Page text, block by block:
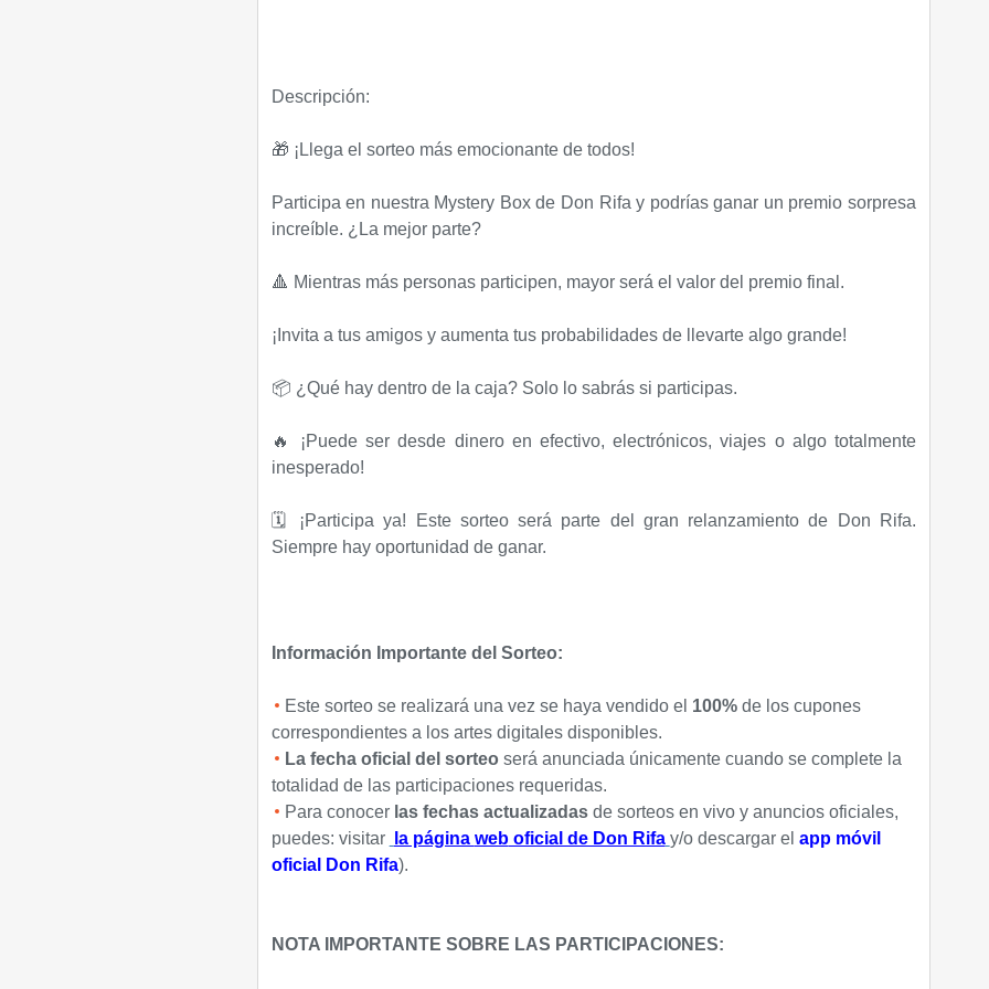
Descripción:
🎁 ¡Llega el sorteo más emocionante de todos!
Participa en nuestra Mystery Box de Don Rifa y podrías ganar un premio sorpresa
increíble. ¿La mejor parte?
🔺 Mientras más personas participen, mayor será el valor del premio final.
¡Invita a tus amigos y aumenta tus probabilidades de llevarte algo grande!
📦 ¿Qué hay dentro de la caja? Solo lo sabrás si participas.
🔥 ¡Puede ser desde dinero en efectivo, electrónicos, viajes o algo totalmente
inesperado!
🗓️ ¡Participa ya! Este sorteo será parte del gran relanzamiento de Don Rifa.
Siempre hay oportunidad de ganar.
Información Importante del Sorteo:
Este sorteo se realizará una vez se haya vendido el 100% de los cupones
correspondientes a los artes digitales disponibles.
La fecha oficial del sorteo será anunciada únicamente cuando se complete la
totalidad de las participaciones requeridas.
Para conocer las fechas actualizadasde sorteos en vivo y anuncios oficiales,
puedes: visitar
la página weboficial de Don Rifa y/o descargar el app móvil
oficial Don Rifa).
NOTA IMPORTANTE SOBRE LAS PARTICIPACIONES: